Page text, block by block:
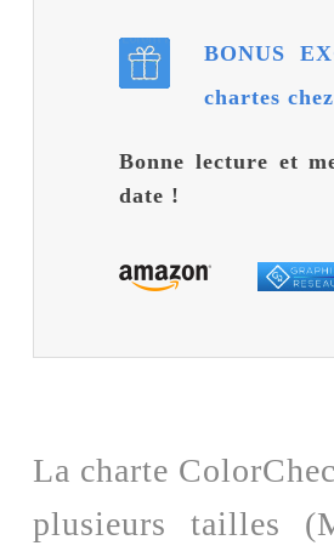
BONUS
chartes
Bonne lecture et
date !
La charte
plusieurs tailles